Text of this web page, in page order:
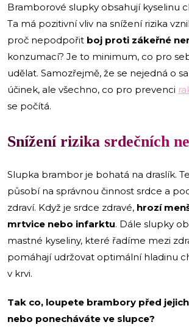
Bramborové slupky obsahují kyselinu
Ta má pozitivní vliv na snížení rizika
proč nepodpořit boj proti zákeřné
konzumací? Je to minimum, co pro
udělat. Samozřejmě, že se nejedná o
účinek, ale všechno, co pro prevenci
se počítá.
Snížení rizika srdečních
Slupka brambor je bohatá na draslík.
působí na správnou činnost srdce a
zdraví. Když je srdce zdravé, hrozí
mrtvice nebo infarktu. Dále slupky
mastné kyseliny, které řadíme mezi
pomáhají udržovat optimální hladinu
v krvi.
Tak co, loupete brambory před
nebo ponecháváte ve slupce?